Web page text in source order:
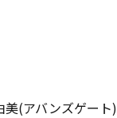
(アバンズゲート)